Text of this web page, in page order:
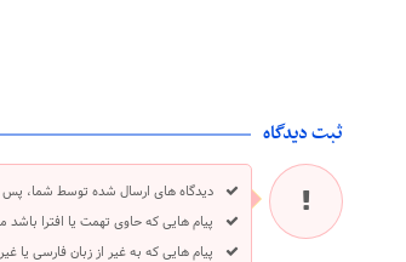
ثبت دیدگاه
دیدگاه های ارسال شده توسط شما،
پیام هایی که حاوی تهمت یا افترا
پیام هایی که به غیر از زبان فارسی یا